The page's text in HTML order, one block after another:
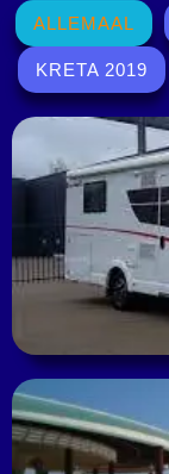
ALLEMAAL
KRETA 2019